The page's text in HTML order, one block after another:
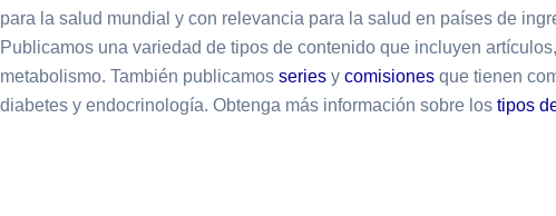
para la salud mundial y con relevancia para la salud en países de
Publicamos una variedad de tipos de contenido que incluyen
metabolismo. También publicamos series y comisiones que tienen
diabetes y endocrinología. Obtenga más información sobre los tipos